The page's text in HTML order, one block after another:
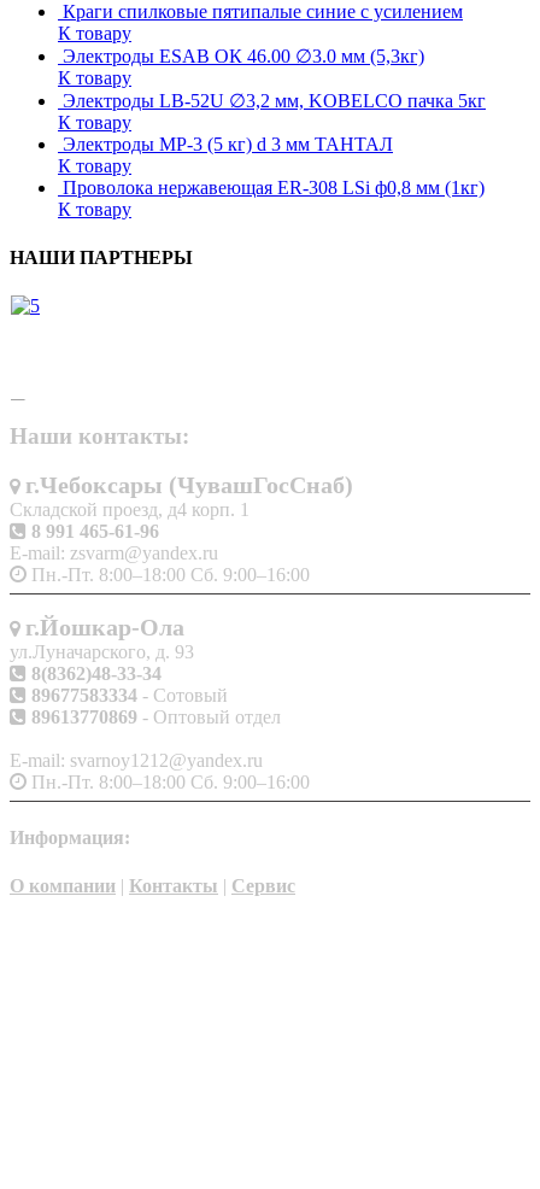
Краги спилковые пятипалые синие с усилением
К товару
Электроды ESAB ОК 46.00 ∅3.0 мм (5,3кг)
К товару
Электроды LB-52U ∅3,2 мм, KOBELCO пачка 5кг
К товару
Электроды МР-3 (5 кг) d 3 мм ТАНТАЛ
К товару
Проволока нержавеющая ER-308 LSi ф0,8 мм (1кг)
К товару
НАШИ ПАРТНЕРЫ
Наши контакты:
г.Чебоксары (ЧувашГосСнаб)
Складской проезд, д4 корп. 1
8 991 465-61-96
E-mail: zsvarm@yandex.ru
Пн.-Пт. 8:00–18:00 Сб. 9:00–16:00
г.Йошкар-Ола
ул.Луначарского, д. 93
8(8362)48-33-34
89677583334 - Сотовый
89613770869 - Оптовый отдел
E-mail: svarnoy1212@yandex.ru
Пн.-Пт. 8:00–18:00 Сб. 9:00–16:00
Информация:
О компании | Контакты | Сервис